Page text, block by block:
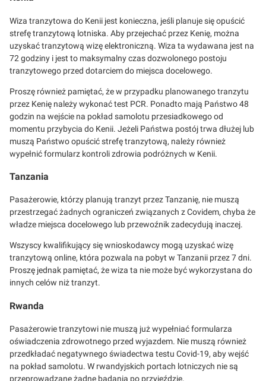
Wiza tranzytowa do Kenii jest konieczna, jeśli planuje się opuścić
strefę tranzytową lotniska. Aby przejechać przez Kenię, można
uzyskać tranzytową wizę elektroniczną. Wiza ta wydawana jest na
72 godziny i jest to maksymalny czas dozwolonego postoju
tranzytowego przed dotarciem do miejsca docelowego.
Proszę również pamiętać, że w przypadku planowanego tranzytu
przez Kenię należy wykonać test PCR. Ponadto mają Państwo 48
godzin na wejście na pokład samolotu przesiadkowego od
momentu przybycia do Kenii. Jeżeli Państwa postój trwa dłużej lub
muszą Państwo opuścić strefę tranzytową, należy również
wypełnić formularz kontroli zdrowia podróżnych w Kenii.
Tanzania
Pasażerowie, którzy planują tranzyt przez Tanzanię, nie muszą
przestrzegać żadnych ograniczeń związanych z Covidem, chyba że
władze miejsca docelowego lub przewoźnik zadecydują inaczej.
Wszyscy kwalifikujący się wnioskodawcy mogą uzyskać wizę
tranzytową online, która pozwala na pobyt w Tanzanii przez 7 dni.
Proszę jednak pamiętać, że wiza ta nie może być wykorzystana do
innych celów niż tranzyt.
Rwanda
Pasażerowie tranzytowi nie muszą już wypełniać formularza
oświadczenia zdrowotnego przed wyjazdem. Nie muszą również
przedkładać negatywnego świadectwa testu Covid-19, aby wejść
na pokład samolotu. W rwandyjskich portach lotniczych nie są
przeprowadzane żadne badania po przyjeździe.